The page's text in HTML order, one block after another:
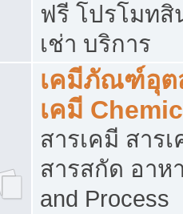
ฟรี โปรโมท
เช่า บริการ
เคมีภัณฑ์อุต
เคมี
สารเคมี สาร
สารสกัด อาห
and Process